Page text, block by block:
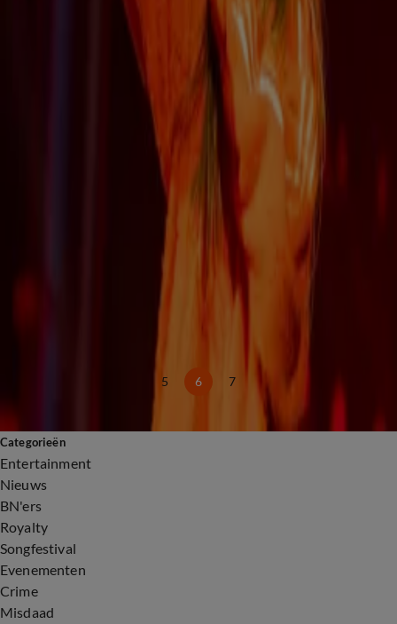
Jeroen van der Boom over geplande Toppers-concerten
Ronald Molendijk over doorverkoop tickets bij Harry Styles
Alle hoogtepunten van de aftrap van Harry Styles in Johan Cruijff ArenA
Harry Styles trapt Europese deel van zijn tournee af in Amsterdam
5 6 7
Categorieën
Entertainment
Nieuws
BN'ers
Royalty
Songfestival
Evenementen
Crime
Misdaad